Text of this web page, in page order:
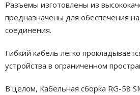
Разъемы изготовлены из
предназначены для обеспечения
соединения.
Гибкий кабель легко
устройства в ограниченном
В целом, Кабельная сборка RG-58